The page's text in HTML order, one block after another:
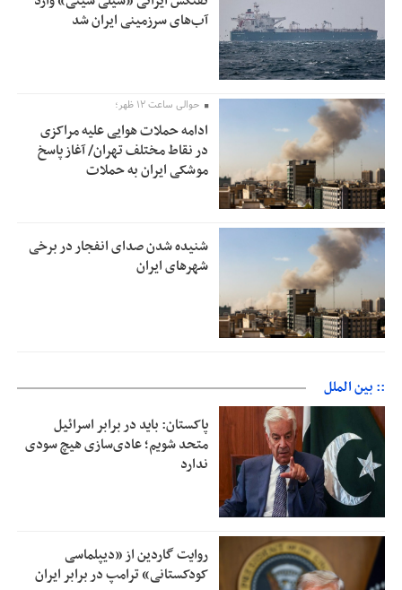
آب‌های سرزمینی ایران شد
حوالی ساعت ۱۲ ظهر؛
ادامه حملات هوایی علیه مراکزی
در نقاط مختلف تهران/ آغاز پاسخ
موشکی ایران به حملات
شنیده شدن صدای انفجار در برخی
شهرهای ایران
:: بین الملل
پاکستان: باید در برابر اسرائیل
متحد شویم؛ عادی‌سازی هیچ سودی
ندارد
روایت گاردین از «دیپلماسی
کودکستانی» ترامپ در برابر ایران